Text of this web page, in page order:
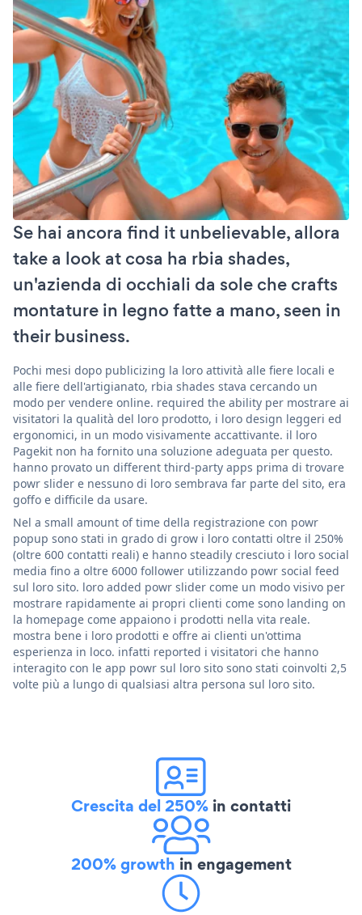
Se hai ancora find it unbelievable, allora
take a look at cosa ha rbia shades,
un'azienda di occhiali da sole che crafts
montature in legno fatte a mano, seen in
their business.
Pochi mesi dopo publicizing la loro attività alle fiere locali e
alle fiere dell'artigianato, rbia shades stava cercando un
modo per vendere online. required the ability per mostrare ai
visitatori la qualità del loro prodotto, i loro design leggeri ed
ergonomici, in un modo visivamente accattivante. il loro
Pagekit non ha fornito una soluzione adeguata per questo.
hanno provato un different third-party apps prima di trovare
powr slider e nessuno di loro sembrava far parte del sito, era
goffo e difficile da usare.
Nel a small amount of time della registrazione con powr
popup sono stati in grado di grow i loro contatti oltre il 250%
(oltre 600 contatti reali) e hanno steadily cresciuto i loro social
media fino a oltre 6000 follower utilizzando powr social feed
sul loro sito. loro added powr slider come un modo visivo per
mostrare rapidamente ai propri clienti come sono landing on
la homepage come appaiono i prodotti nella vita reale.
mostra bene i loro prodotti e offre ai clienti un'ottima
esperienza in loco. infatti reported i visitatori che hanno
interagito con le app powr sul loro sito sono stati coinvolti 2,5
volte più a lungo di qualsiasi altra persona sul loro sito.
Crescita del 250% in contatti
200% growth in engagement